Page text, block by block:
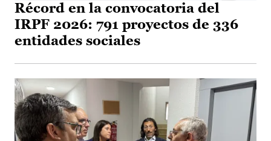
Récord en la convocatoria del
IRPF 2026: 791 proyectos de 336
entidades sociales